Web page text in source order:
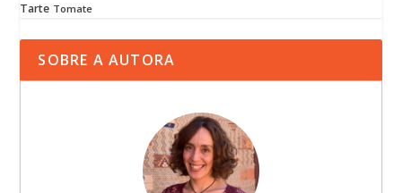
Tarte Tomate
SOBRE A AUTORA